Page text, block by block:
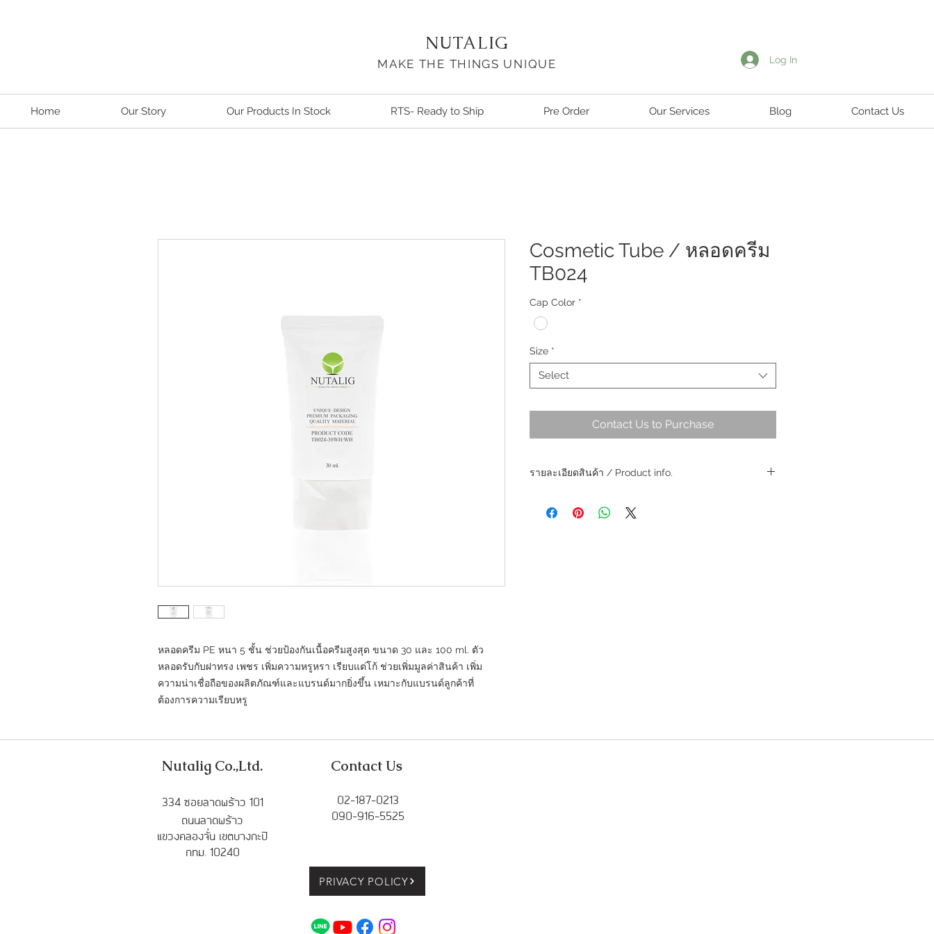
NUTALIG
MAKE THE THINGS UNIQUE Log In
Home Our Story Our Products In Stock RTS- Ready to Ship Pre Order Our Services Blog Contact Us
หลอดครีม PE หนา 5 ชั้น ช่วยป้องกันเนื้อครีมสูงสุด ขนาด 30 และ 100 ml. ตัว
หลอดรับกับฝาทรง เพชร เพิ่มความหรูหรา เรียบแต่โก้ ช่วยเพิ่มมูลค่าสินค้า เพิ่ม
ความน่าเชื่อถือของผลิตภัณฑ์และแบรนด์มากยิ่งขึ้น เหมาะกับแบรนด์ลูกค้าที่
ต้องการความเรียบหรู
Cosmetic Tube / หลอดครีม
TB024
Cap Color *
Size *
Select
Contact Us to Purchase
รายละเอียดสินค้า / Product info.
ฝา : ฝาเกลียวหมุน
Nutalig Co.,Ltd.
334 ซอยลาดพร้าว 101
ถนนลาดพร้าว
แขวงคลองจั่น เขตบางกะปิ
กทม. 10240
Contact Us
02-187-0213
090-916-5525
PRIVACY POLICY